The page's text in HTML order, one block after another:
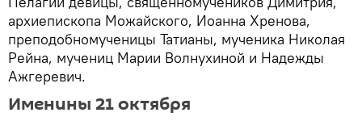
архиепископа Можайского, Иоанна Хренова,
преподобномученицы Татианы, мученика Николая
Рейна, мучениц Марии Волнухиной и Надежды
Ажгеревич.
Именины 21 октября